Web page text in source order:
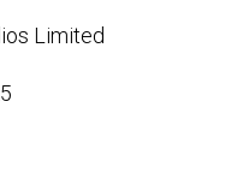
Limited